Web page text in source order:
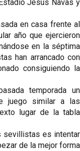
Jesús Navas y
en casa frente al
año que ejercieron
en la séptima
han arrancado con
consiguiendo la
temporada un
juego similar a las
lugar de la tabla
sevillistas es intentar
de la mejor forma